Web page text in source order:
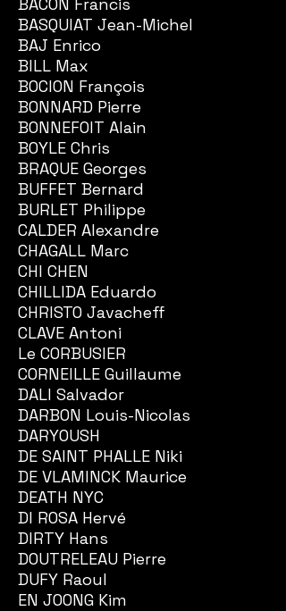
BASQUIAT Jean-Michel
BAJ Enrico
BILL Max
BOCION François
BONNARD Pierre
BONNEFOIT Alain
BOYLE Chris
BRAQUE Georges
BUFFET Bernard
BURLET Philippe
CALDER Alexandre
CHAGALL Marc
CHI CHEN
CHILLIDA Eduardo
CHRISTO Javacheff
CLAVE Antoni
Le CORBUSIER
CORNEILLE Guillaume
DALI Salvador
DARBON Louis-Nicolas
DARYOUSH
DE SAINT PHALLE Niki
DE VLAMINCK Maurice
DEATH NYC
DI ROSA Hervé
DIRTY Hans
DOUTRELEAU Pierre
DUFY Raoul
EN JOONG Kim